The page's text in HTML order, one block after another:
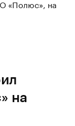
«Полюс», на
на